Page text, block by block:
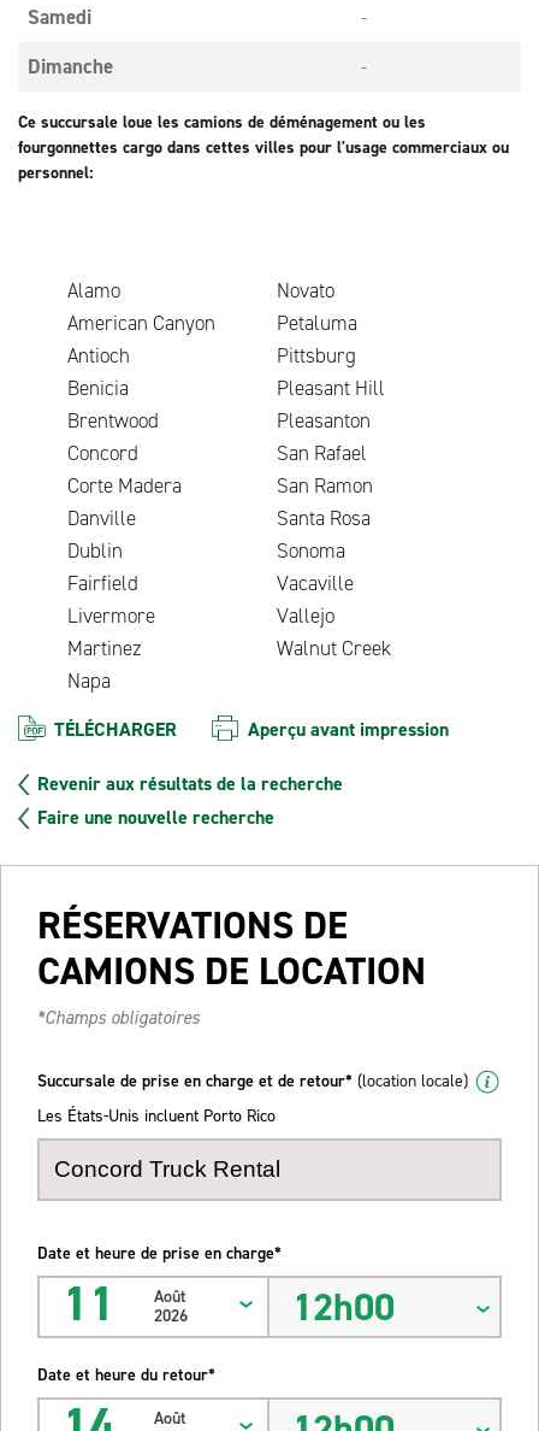
Samedi
-
Dimanche
-
Ce succursale loue les camions de déménagement ou les
fourgonnettes cargo dans cettes villes pour l'usage commerciaux ou
personnel:
Alamo
Novato
American Canyon
Petaluma
Antioch
Pittsburg
Benicia
Pleasant Hill
Brentwood
Pleasanton
Concord
San Rafael
Corte Madera
San Ramon
Danville
Santa Rosa
Dublin
Sonoma
Fairfield
Vacaville
Livermore
Vallejo
Martinez
Walnut Creek
Napa
TÉLÉCHARGER Aperçu avant impression
Revenir aux résultats de la recherche
Faire une nouvelle recherche
RÉSERVATIONS DE
CAMIONS DE LOCATION
*Champs obligatoires
Succursale de prise en charge et de retour* (location locale)
Les États-Unis incluent Porto Rico
Date et heure de prise en charge*
11
Août
2026
12h00
Date et heure du retour*
Août